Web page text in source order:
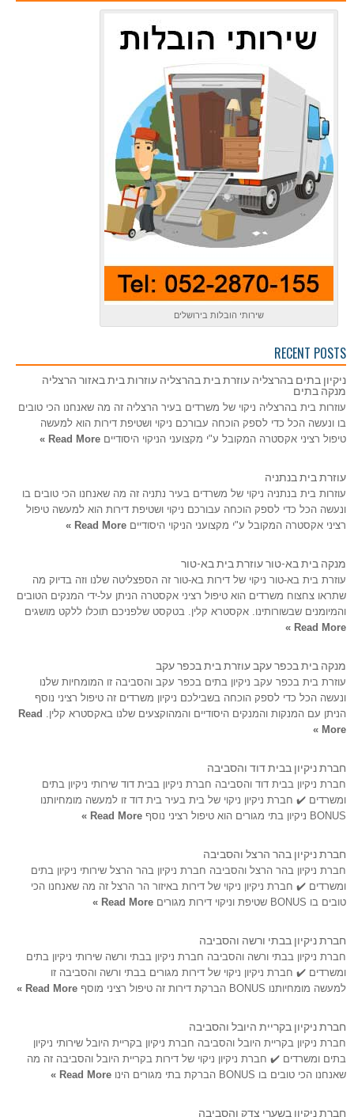
שירותי הובלות בירושלים
RECENT POSTS
ניקיון בתים בהרצליה עוזרת בית בהרצליה עוזרות בית באזור הרצליה
מנקה בתים
עוזרות בית בהרצליה ניקוי של משרדים בעיר הרצליה זה מה שאנחנו הכי טובים
בו ונעשה הכל כדי לספק הוכחה עבורכם ניקוי ושטיפת דירות הוא למעשה
טיפול רציני אקסטרה המקובל ע"י מקצועני הניקוי היסודיים Read More »
עוזרת בית בנתניה
עוזרות בית בנתניה ניקוי של משרדים בעיר נתניה זה מה שאנחנו הכי טובים בו
ונעשה הכל כדי לספק הוכחה עבורכם ניקוי ושטיפת דירות הוא למעשה טיפול
רציני אקסטרה המקובל ע"י מקצועני הניקוי היסודיים Read More »
מנקה בית בא-טור עוזרת בית בא-טור
עוזרת בית בא-טור ניקוי של דירות בא-טור זה הספצליטה שלנו וזה בדיוק מה
שתראו צחצוח משרדים הוא טיפול רציני אקסטרה הניתן על-ידי המנקים הטובים
והמיומנים שבשורותינו. אקסטרא קלין. בטקסט שלפניכם תוכלו ללקט מושגים
Read More »
מנקה בית בכפר עקב עוזרת בית בכפר עקב
עוזרת בית בכפר עקב ניקיון בתים בכפר עקב והסביבה זו המומחיות שלנו
ונעשה הכל כדי לספק הוכחה בשבילכם ניקיון משרדים זה טיפול רציני נוסף
הניתן עם המנקות והמנקים היסודיים והמהוקצעים שלנו באקסטרא קלין. Read
More »
חברת ניקיון בבית דוד והסביבה
חברת ניקיון בבית דוד והסביבה חברת ניקיון בבית דוד שירותי ניקיון בתים
ומשרדים ✔️ חברת ניקיון ניקוי של בית בעיר בית דוד זו למעשה מומחיותנו
BONUS ניקיון בתי מגורים הוא טיפול רציני נוסף
Read More »
חברת ניקיון בהר הרצל והסביבה
חברת ניקיון בהר הרצל והסביבה חברת ניקיון בהר הרצל שירותי ניקיון בתים
ומשרדים ✔️ חברת ניקיון ניקוי של דירות באיזור הר הרצל זה מה שאנחנו הכי
טובים בו BONUS שטיפת וניקוי דירות מגורים
Read More »
חברת ניקיון בבתי ורשה והסביבה
חברת ניקיון בבתי ורשה והסביבה חברת ניקיון בבתי ורשה שירותי ניקיון בתים
ומשרדים ✔️ חברת ניקיון ניקוי של דירות מגורים בבתי ורשה והסביבה זו
למעשה מומחיותנו BONUS הברקת דירות זה טיפול רציני מוסף
Read More »
חברת ניקיון בקריית היובל והסביבה
חברת ניקיון בקריית היובל והסביבה חברת ניקיון בקריית היובל שירותי ניקיון
בתים ומשרדים ✔️ חברת ניקיון ניקוי של דירות בקריית היובל והסביבה זה מה
שאנחנו הכי טובים בו BONUS הברקת בתי מגורים הינו
Read More »
חברת ניקיון בשערי צדק והסביבה